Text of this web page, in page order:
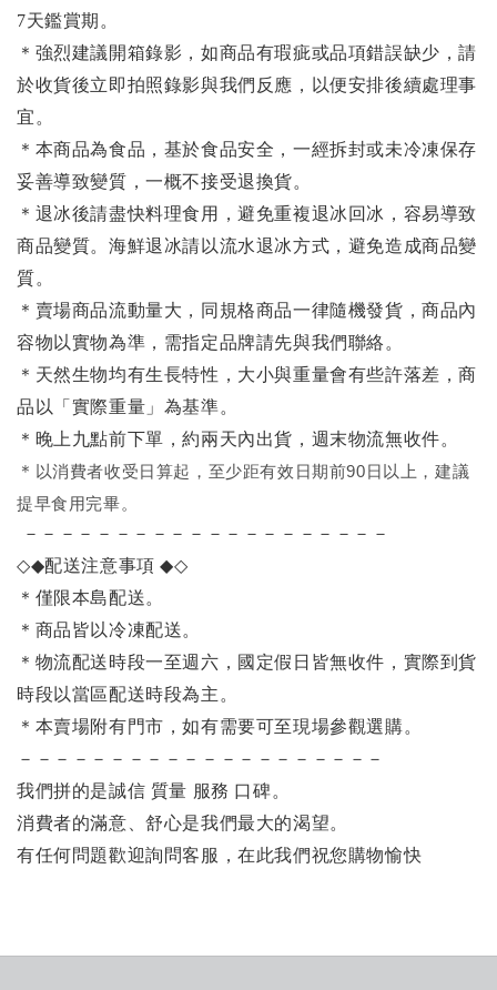
7天鑑賞期。
＊強烈建議開箱錄影，如商品有瑕疵或品項錯誤缺少，請
於收貨後立即拍照錄影與我們反應，以便安排後續處理事
宜。
＊本商品為食品，基於食品安全，一經拆封或未冷凍保存
妥善導致變質，一概不接受退換貨。
＊退冰後請盡快料理食用，避免重複退冰回冰，容易導致
商品變質。海鮮退冰請以流水退冰方式，避免造成商品變
質。
＊賣場商品流動量大，同規格商品一律隨機發貨，商品內
容物以實物為準，需指定品牌請先與我們聯絡。
＊天然生物均有生長特性，大小與重量會有些許落差，商
品以「實際重量」為基準。
＊晚上九點前下單，約兩天內出貨，週末物流無收件。
＊ 以消費者收受日算起，至少距有效日期前90日以上，建議
提早食用完畢。
－－－－－－－－－－－－－－－－－－－－
◇◆配送注意事項◆◇
＊僅限本島配送。
＊商品皆以冷凍配送。
＊物流配送時段一至週六，國定假日皆無收件，實際到貨
時段以當區配送時段為主。
＊本賣場附有門市，如有需要可至現場參觀選購。
－－－－－－－－－－－－－－－－－－－－
我們拼的是誠信 質量 服務 口碑。
消費者的滿意、舒心是我們最大的渴望。
有任何問題歡迎詢問客服，在此我們祝您購物愉快